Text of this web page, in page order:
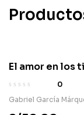
El amor en los
del cólera0
Gabriel García